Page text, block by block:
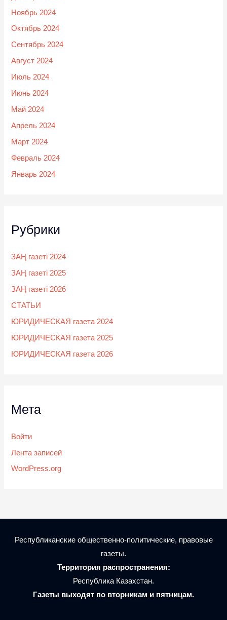
Ноябрь 2024
Октябрь 2024
Сентябрь 2024
Август 2024
Июль 2024
Июнь 2024
Май 2024
Апрель 2024
Март 2024
Февраль 2024
Январь 2024
Рубрики
ЗАҢ газеті 2024
ЗАҢ газеті 2025
ЗАҢ газеті 2026
СТАТЬИ
ЮРИДИЧЕСКАЯ газета 2024
ЮРИДИЧЕСКАЯ газета 2025
ЮРИДИЧЕСКАЯ газета 2026
Мета
Войти
Лента записей
WordPress.org
Республиканские общественно-политические, правовые
газеты.
Территория распространения:
Республика Казахстан.
Газеты выходят по вторникам и пятницам.